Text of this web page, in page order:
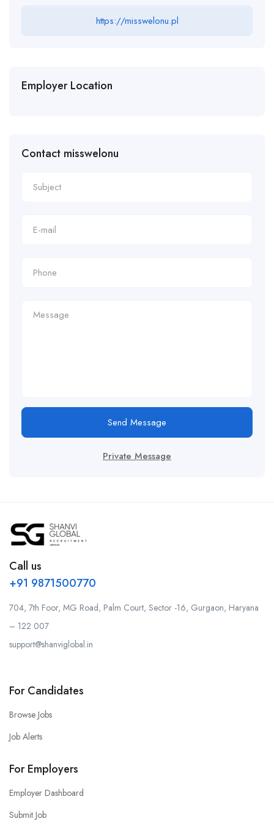
https://misswelonu.pl
Employer Location
Contact misswelonu
Send Message
Private Message
Call us
+91 9871500770
704, 7th Foor, MG Road, Palm Court, Sector -16, Gurgaon, Haryana
– 122 007
support@shanviglobal.in
For Candidates
Browse Jobs
Job Alerts
For Employers
Employer Dashboard
Submit Job